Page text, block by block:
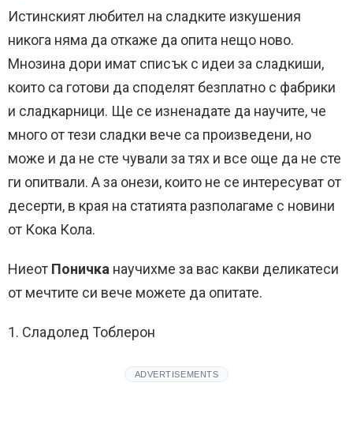
Истинският любител на сладките изкушения
никога няма да откаже да опита нещо ново.
Мнозина дори имат списък с идеи за сладкиши,
които са готови да споделят безплатно с фабрики
и сладкарници. Ще се изненадате да научите, че
много от тези сладки вече са произведени, но
може и да не сте чували за тях и все още да не сте
ги опитвали. А за онези, които не се интересуват от
десерти, в края на статията разполагаме с новини
от Кока Кола.
Ниеот Поничка научихме за вас какви деликатеси
от мечтите си вече можете да опитате.
1. Сладолед Тоблерон
ADVERTISEMENTS